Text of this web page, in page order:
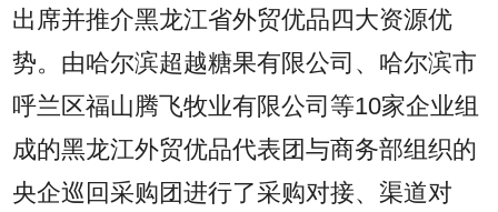
出席并推介黑龙江省外贸优品四大资源优
势。由哈尔滨超越糖果有限公司、哈尔滨市
呼兰区福山腾飞牧业有限公司等10家企业组
成的黑龙江外贸优品代表团与商务部组织的
央企巡回采购团进行了采购对接、渠道对